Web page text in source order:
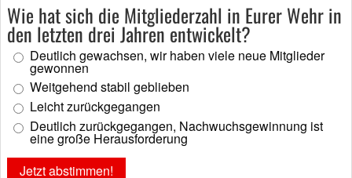
Wie hat sich die Mitgliederzahl in Eurer Wehr in
den letzten drei Jahren entwickelt?
Deutlich gewachsen, wir haben viele neue Mitglieder
gewonnen
Weitgehend stabil geblieben
Leicht zurückgegangen
Deutlich zurückgegangen, Nachwuchsgewinnung ist
eine große Herausforderung